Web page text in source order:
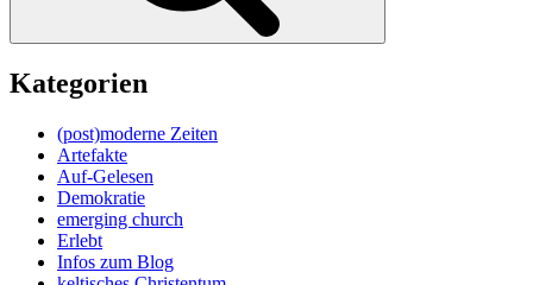
Kategorien
(post)moderne Zeiten
Artefakte
Auf-Gelesen
Demokratie
emerging church
Erlebt
Infos zum Blog